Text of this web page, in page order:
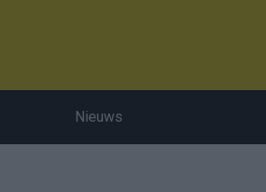
Nieuws